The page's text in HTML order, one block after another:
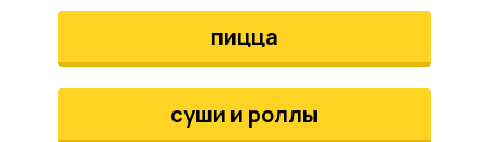
пицца
суши и роллы